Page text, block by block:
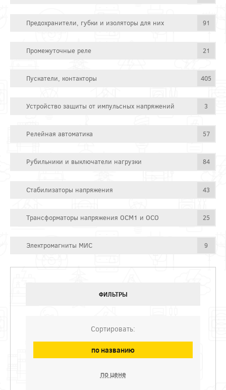
Предохранители, губки и изоляторы для них 91
Промежуточные реле 21
Пускатели, контакторы 405
Устройство защиты от импульсных напряжений 3
Релейная автоматика 57
Рубильники и выключатели нагрузки 84
Стабилизаторы напряжения 43
Трансформаторы напряжения ОСМ1 и ОСО 25
Электромагниты МИС 9
ФИЛЬТРЫ
Сортировать:
по названию
по цене